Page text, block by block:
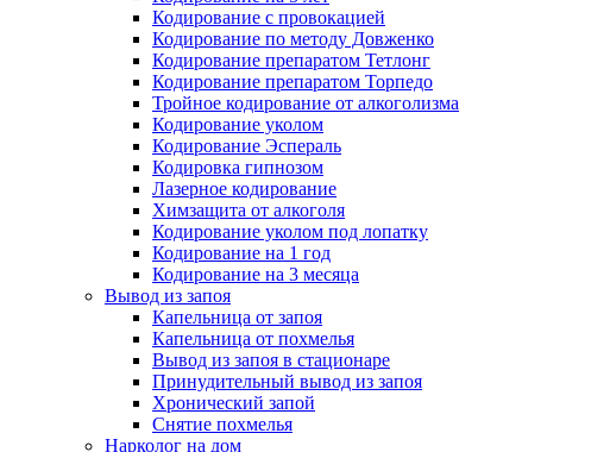
Кодирование с провокацией
Кодирование по методу Довженко
Кодирование препаратом Тетлонг
Кодирование препаратом Торпедо
Тройное кодирование от алкоголизма
Кодирование уколом
Кодирование Эспераль
Кодировка гипнозом
Лазерное кодирование
Химзащита от алкоголя
Кодирование уколом под лопатку
Кодирование на 1 год
Кодирование на 3 месяца
Вывод из запоя
Капельница от запоя
Капельница от похмелья
Вывод из запоя в стационаре
Принудительный вывод из запоя
Хронический запой
Снятие похмелья
Нарколог на дом